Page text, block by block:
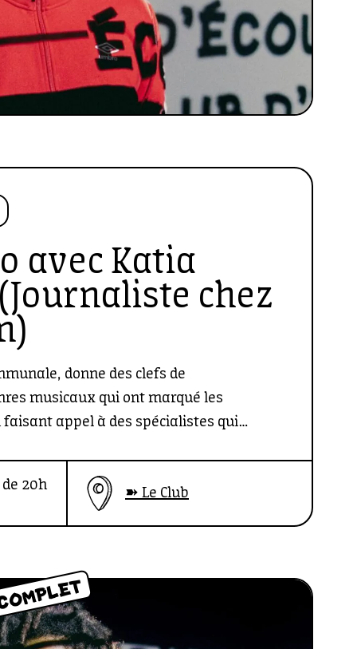
avec Katia
chez
donne des clefs de
musicaux qui ont marqué les
appel à des spécialistes qui
et Musique Journal.
20h
➽ Le Club